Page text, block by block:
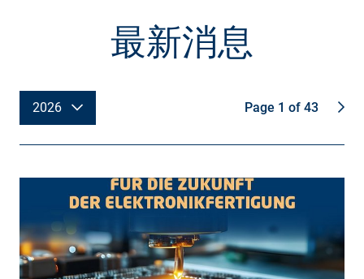
最新消息
2026 Page 1 of 43